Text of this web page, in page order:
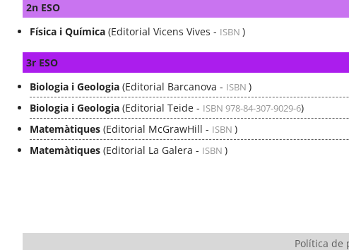
2n ESO
Física i Química (Editorial Vicens Vives - ISBN )
3r ESO
Biologia i Geologia (Editorial Barcanova - ISBN )
Biologia i Geologia (Editorial Teide - ISBN 978-84-307-9029-6)
Matemàtiques (Editorial McGrawHill - ISBN )
Matemàtiques (Editorial La Galera - ISBN )
Política de